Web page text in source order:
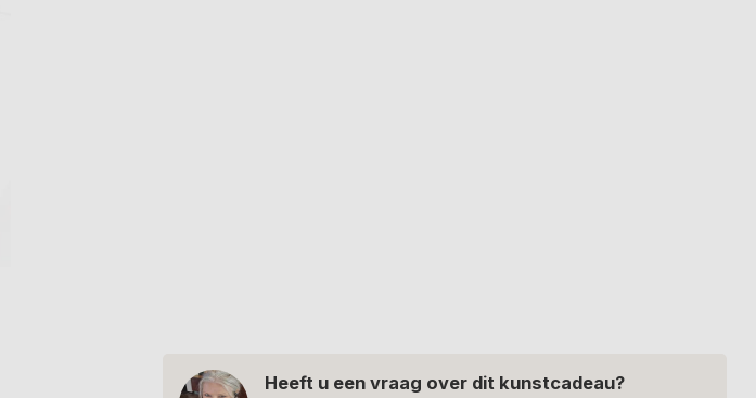
Heeft u een vraag over dit kunstcadeau?